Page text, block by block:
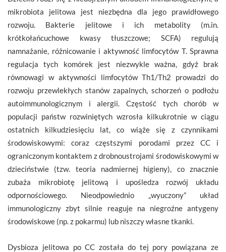
mikrobiota jelitowa jest niezbędna dla jego prawidłowego
rozwoju. Bakterie jelitowe i ich metabolity (m.in.
krótkołańcuchowe kwasy tłuszczowe; SCFA) regulują
namnażanie, różnicowanie i aktywność limfocytów T. Sprawna
regulacja tych komórek jest niezwykle ważna, gdyż brak
równowagi w aktywności limfocytów Th1/Th2 prowadzi do
rozwoju przewlekłych stanów zapalnych, schorzeń o podłożu
autoimmunologicznym i alergii. Częstość tych chorób w
populacji państw rozwiniętych wzrosła kilkukrotnie w ciągu
ostatnich kilkudziesięciu lat, co wiąże się z czynnikami
środowiskowymi: coraz częstszymi porodami przez CC i
ograniczonym kontaktem z drobnoustrojami środowiskowymi w
dzieciństwie (tzw. teoria nadmiernej higieny), co znacznie
zubaża mikrobiotę jelitową i upośledza rozwój układu
odpornościowego. Nieodpowiednio „wyuczony” układ
immunologiczny zbyt silnie reaguje na niegroźne antygeny
środowiskowe (np. z pokarmu) lub niszczy własne tkanki.
Dysbioza jelitowa po CC została do tej pory powiązana ze